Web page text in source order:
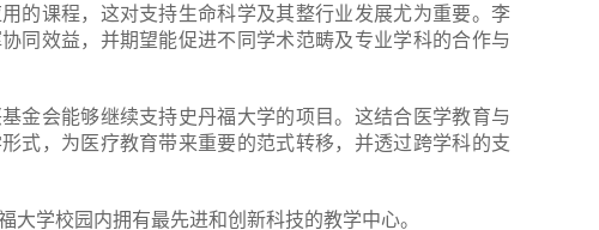
的课程，这对支持生命科学及其整行业发展尤为重要。李
同效益，并期望能促进不同学术范畴及专业学科的合作与
金会能够继续支持史丹福大学的项目。这结合医学教育与
式，为医疗教育带来重要的范式转移，并透过跨学科的支
大学校园内拥有最先进和创新科技的教学中心。